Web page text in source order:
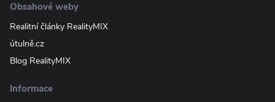
Obsahové weby
Realitní články RealityMIX
útulně.cz
Blog RealityMIX
Informace